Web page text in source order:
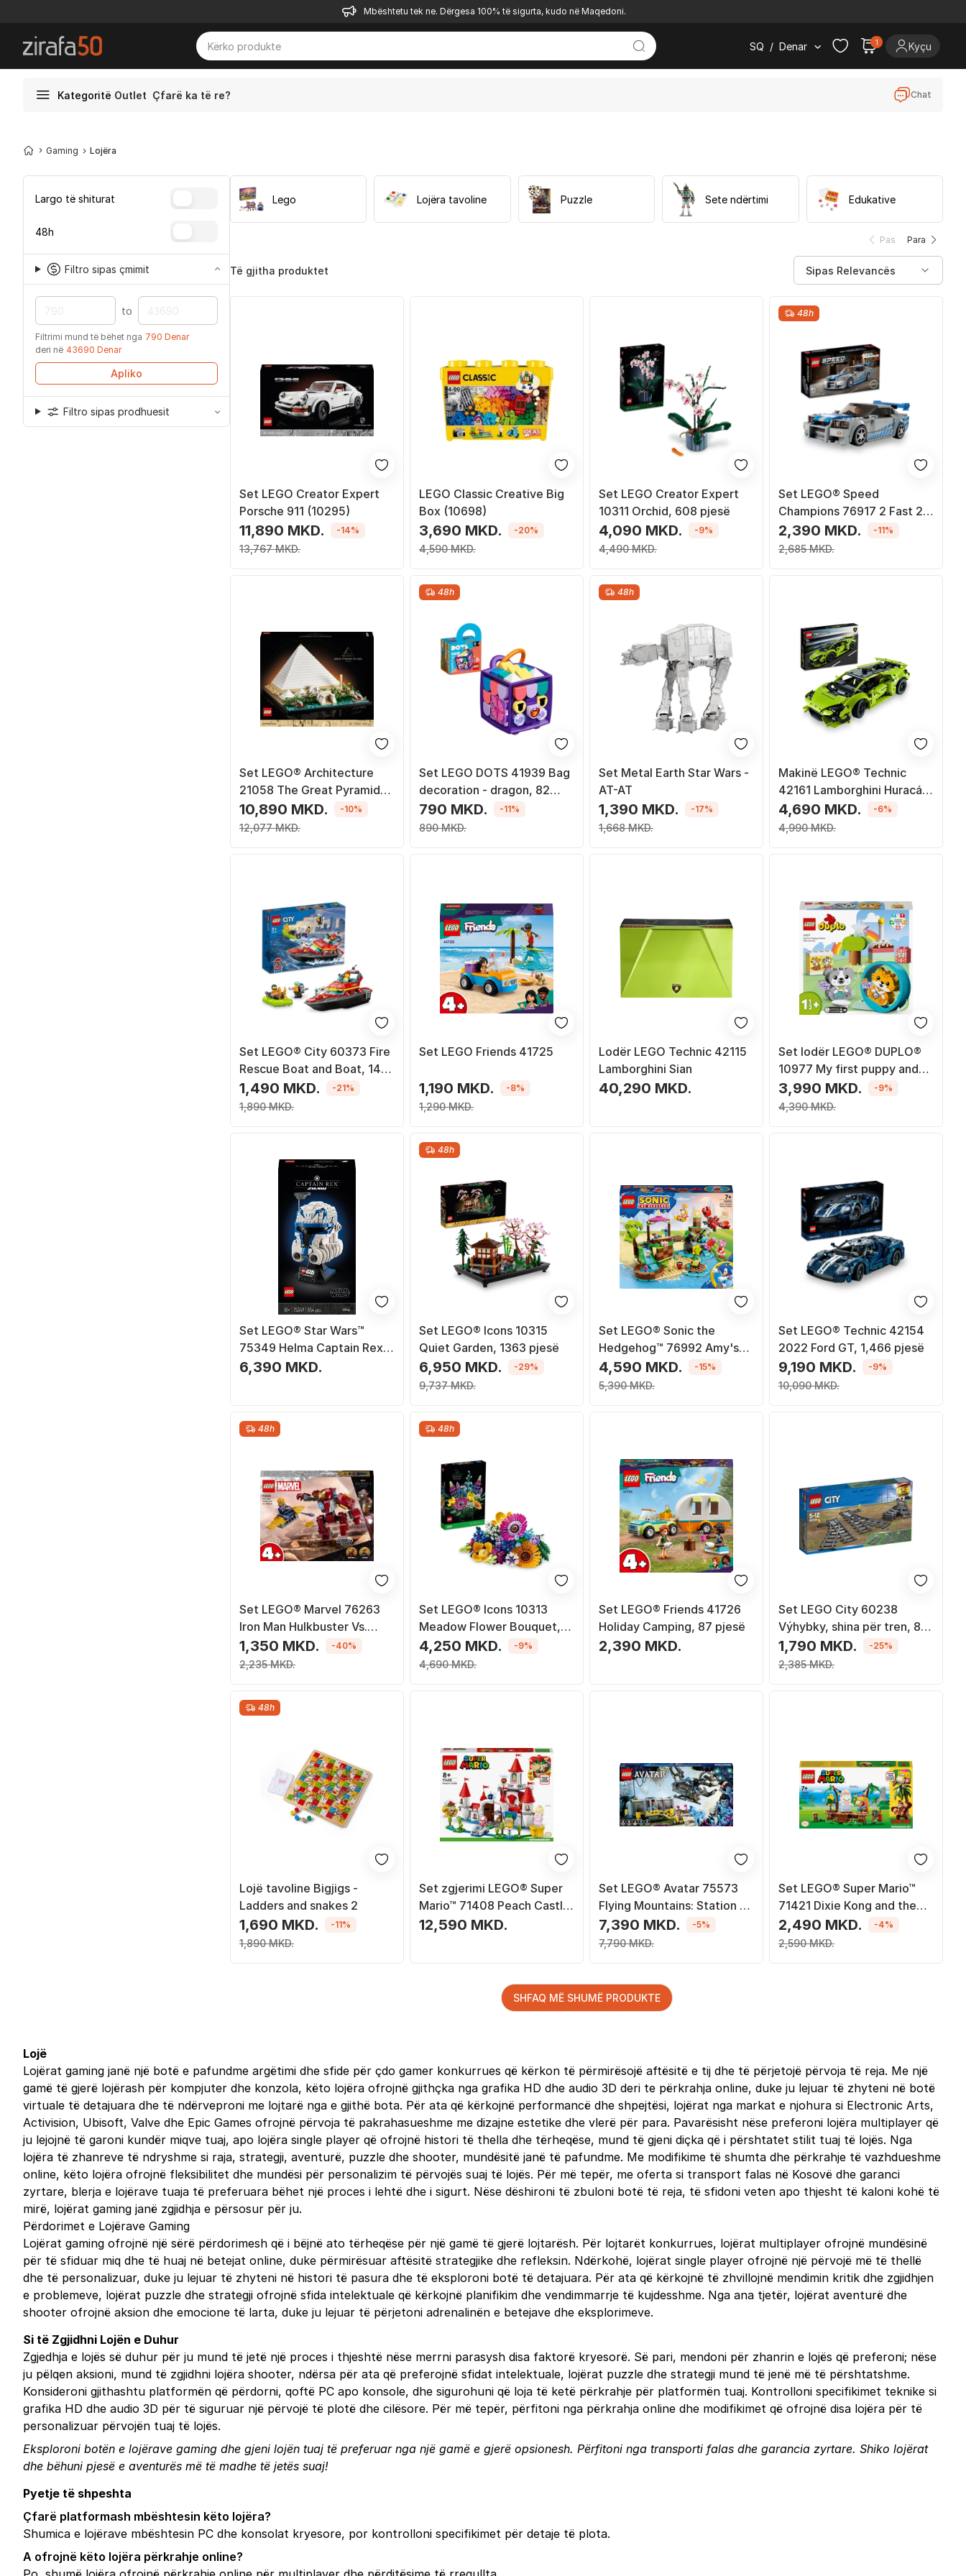
Mbështetu tek ne. Dërgesa 100% të sigurta, kudo në Maqedoni.
SQ / Denar 1 Kyçu
Kategoritë Outlet Çfarë ka të re? Chat
Gaming Lojëra
Largo të shiturat
48h
Filtro sipas çmimit
to
Filtrimi mund të bëhet nga 790 Denar
deri në 43690 Denar
Apliko
Filtro sipas prodhuesit
Lego Lojëra tavoline Puzzle Sete ndërtimi Edukative
Pas Para
Të gjitha produktet
Set LEGO Creator Expert
Porsche 911 (10295)
11,890 MKD.
13,767 MKD.
-14%
LEGO Classic Creative Big
Box (10698)
3,690 MKD.
4,590 MKD.
-20%
Set LEGO Creator Expert
10311 Orchid, 608 pjesë
4,090 MKD.
4,490 MKD.
-9%
48h
Set LEGO® Speed
Champions 76917 2 Fast 2
Furious Nissan Skyline GT-R
(R34)
2,390 MKD.
2,685 MKD.
-11%
Set LEGO® Architecture
21058 The Great Pyramid
of Giza
10,890 MKD.
12,077 MKD.
-10%
48h
Set LEGO DOTS 41939 Bag
decoration - dragon, 82
pjesë
790 MKD.
890 MKD.
-11%
48h
Set Metal Earth Star Wars -
AT-AT
1,390 MKD.
1,668 MKD.
-17%
Makinë LEGO® Technic
42161 Lamborghini Huracán
Tecnica
4,690 MKD.
4,990 MKD.
-6%
Set LEGO® City 60373 Fire
Rescue Boat and Boat, 144
pjesë
1,490 MKD.
1,890 MKD.
-21%
Set LEGO Friends 41725
1,190 MKD.
1,290 MKD.
-8%
Lodër LEGO Technic 42115
Lamborghini Sian
40,290 MKD.
Set lodër LEGO® DUPLO®
10977 My first puppy and
kitten making sounds, 22
pjesë
3,990 MKD.
4,390 MKD.
-9%
Set LEGO® Star Wars™
75349 Helma Captain Rex,
854 pjesë
6,390 MKD.
48h
Set LEGO® Icons 10315
Quiet Garden, 1363 pjesë
6,950 MKD.
9,737 MKD.
-29%
Set LEGO® Sonic the
Hedgehog™ 76992 Amy's
Animal Rescue Island, 388
pjesë
4,590 MKD.
5,390 MKD.
-15%
Set LEGO® Technic 42154
2022 Ford GT, 1,466 pjesë
9,190 MKD.
10,090 MKD.
-9%
48h
Set LEGO® Marvel 76263
Iron Man Hulkbuster Vs.
Thanos, 66 pjesë
1,350 MKD.
2,235 MKD.
-40%
48h
Set LEGO® Icons 10313
Meadow Flower Bouquet,
939 pjesë
4,250 MKD.
4,690 MKD.
-9%
Set LEGO® Friends 41726
Holiday Camping, 87 pjesë
2,390 MKD.
Set LEGO City 60238
Výhybky, shina për tren, 8
copa
1,790 MKD.
2,385 MKD.
-25%
48h
Lojë tavoline Bigjigs -
Ladders and snakes 2
1,690 MKD.
1,890 MKD.
-11%
Set zgjerimi LEGO® Super
Mario™ 71408 Peach Castle,
1216 pjesë
12,590 MKD.
Set LEGO® Avatar 75573
Flying Mountains: Station 26
and RDA Samson, 887 pjesë
7,390 MKD.
7,790 MKD.
-5%
Set LEGO® Super Mario™
71421 Dixie Kong and the
Jungle Concert - Expansion
Set
2,490 MKD.
2,590 MKD.
-4%
SHFAQ MË SHUMË PRODUKTE
Lojë
Lojërat gaming janë një botë e pafundme argëtimi dhe sfide për çdo gamer konkurrues që kërkon të përmirësojë aftësitë e tij dhe të përjetojë përvoja të reja. Me një
gamë të gjerë lojërash për kompjuter dhe konzola, këto lojëra ofrojnë gjithçka nga grafika HD dhe audio 3D deri te përkrahja online, duke ju lejuar të zhyteni në botë
virtuale të detajuara dhe të ndërveproni me lojtarë nga e gjithë bota. Për ata që kërkojnë performancë dhe shpejtësi, lojërat nga markat e njohura si Electronic Arts,
Activision, Ubisoft, Valve dhe Epic Games ofrojnë përvoja të pakrahasueshme me dizajne estetike dhe vlerë për para. Pavarësisht nëse preferoni lojëra multiplayer që
ju lejojnë të garoni kundër miqve tuaj, apo lojëra single player që ofrojnë histori të thella dhe tërheqëse, mund të gjeni diçka që i përshtatet stilit tuaj të lojës. Nga
lojëra të zhanreve të ndryshme si raja, strategji, aventurë, puzzle dhe shooter, mundësitë janë të pafundme. Me modifikime të shumta dhe përkrahje të vazhdueshme
online, këto lojëra ofrojnë fleksibilitet dhe mundësi për personalizim të përvojës suaj të lojës. Për më tepër, me oferta si transport falas në Kosovë dhe garanci
zyrtare, blerja e lojërave tuaja të preferuara bëhet një proces i lehtë dhe i sigurt. Nëse dëshironi të zbuloni botë të reja, të sfidoni veten apo thjesht të kaloni kohë të
mirë, lojërat gaming janë zgjidhja e përsosur për ju.
Përdorimet e Lojërave Gaming
Lojërat gaming ofrojnë një sërë përdorimesh që i bëjnë ato tërheqëse për një gamë të gjerë lojtarësh. Për lojtarët konkurrues, lojërat multiplayer ofrojnë mundësinë
për të sfiduar miq dhe të huaj në betejat online, duke përmirësuar aftësitë strategjike dhe refleksin. Ndërkohë, lojërat single player ofrojnë një përvojë më të thellë
dhe të personalizuar, duke ju lejuar të zhyteni në histori të pasura dhe të eksploroni botë të detajuara. Për ata që kërkojnë të zhvillojnë mendimin kritik dhe zgjidhjen
e problemeve, lojërat puzzle dhe strategji ofrojnë sfida intelektuale që kërkojnë planifikim dhe vendimmarrje të kujdesshme. Nga ana tjetër, lojërat aventurë dhe
shooter ofrojnë aksion dhe emocione të larta, duke ju lejuar të përjetoni adrenalinën e betejave dhe eksplorimeve.
Si të Zgjidhni Lojën e Duhur
Zgjedhja e lojës së duhur për ju mund të jetë një proces i thjeshtë nëse merrni parasysh disa faktorë kryesorë. Së pari, mendoni për zhanrin e lojës që preferoni; nëse
ju pëlqen aksioni, mund të zgjidhni lojëra shooter, ndërsa për ata që preferojnë sfidat intelektuale, lojërat puzzle dhe strategji mund të jenë më të përshtatshme.
Konsideroni gjithashtu platformën që përdorni, qoftë PC apo konsole, dhe sigurohuni që loja të ketë përkrahje për platformën tuaj. Kontrolloni specifikimet teknike si
grafika HD dhe audio 3D për të siguruar një përvojë të plotë dhe cilësore. Për më tepër, përfitoni nga përkrahja online dhe modifikimet që ofrojnë disa lojëra për të
personalizuar përvojën tuaj të lojës.
Eksploroni botën e lojërave gaming dhe gjeni lojën tuaj të preferuar nga një gamë e gjerë opsionesh. Përfitoni nga transporti falas dhe garancia zyrtare. Shiko lojërat
dhe bëhuni pjesë e aventurës më të madhe të jetës suaj!
Pyetje të shpeshta
Çfarë platformash mbështesin këto lojëra?
Shumica e lojërave mbështesin PC dhe konsolat kryesore, por kontrolloni specifikimet për detaje të plota.
A ofrojnë këto lojëra përkrahje online?